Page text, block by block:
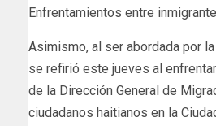
Enfrentamientos entre
Asimismo, al ser abordada por
se refirió este jueves al
de la Dirección General de
ciudadanos haitianos en la